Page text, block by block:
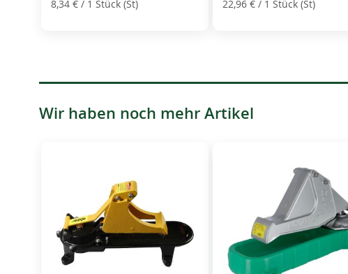
8,34 € / 1 Stück (St) 22,96 € / 1 Stück (St)
Wir haben noch mehr Artikel